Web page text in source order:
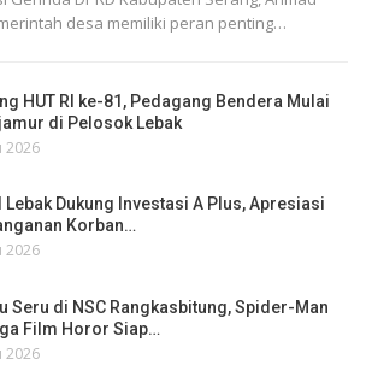
desa memiliki peran penting…
HUT RI ke-81, Pedagang Bendera Mulai
di Pelosok Lebak
2026
Lebak Dukung Investasi A Plus, Apresiasi
Korban…
2026
Seru di NSC Rangkasbitung, Spider-Man
Film Horor Siap…
2026